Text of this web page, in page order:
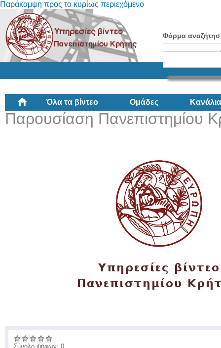
Παράκαμψη προς το κυρίως περιεχόμενο
Φόρμα
Όλα τα βίντεο Ομάδες Κανάλια
Παρουσίαση Πανεπιστημίου
Σύνολο ψήφων: 0